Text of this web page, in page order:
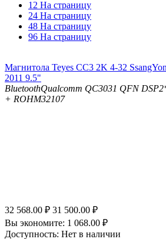
12 На страницу
24 На страницу
48 На страницу
96 На страницу
Магнитола Teyes CC3 2K 4-32
2011 9.5"
BluetoothQualcomm QC3031 QFN DSP
+ ROHM32107
32 568.00 ₽ 31 500.00 ₽
Вы экономите: 1 068.00 ₽
Доступность: Нет в наличии